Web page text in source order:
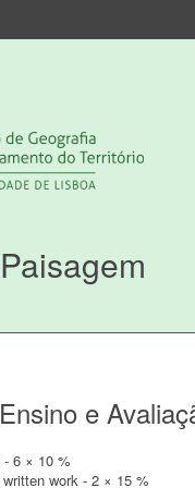
e
6 × 10 %
work - 2 × 15 %